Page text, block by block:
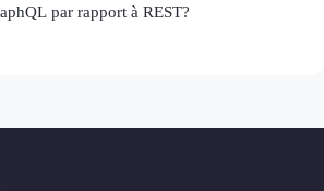
par rapport à REST?